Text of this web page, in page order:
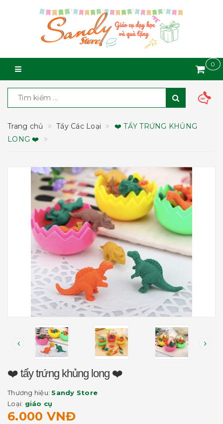
0
Trang chủ Tẩy Các Loại
❤️ TẨY TRỨNG KHỦNG
LONG ❤️
❤️ tẩy trứng khủng long ❤️
Thương hiệu: Sandy Store
Loại: giáo cụ
6.000 VNĐ